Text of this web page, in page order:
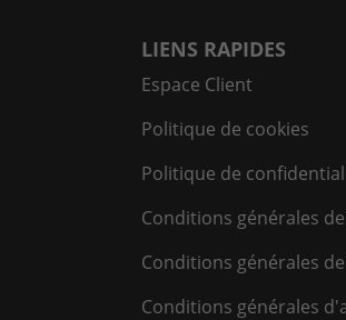
LIENS RAPIDES
Espace Client
Politique de cookies
Politique de
Conditions générales
Conditions générales
Conditions générales